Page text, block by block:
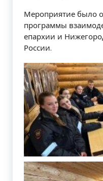
Мероприятие было
программы
епархии и
России.